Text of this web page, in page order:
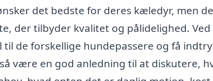
det bedste for deres kæledyr, men
der tilbyder kvalitet og pålidelighed.
til de forskellige hundepassere og få
være en god anledning til at diskutere,